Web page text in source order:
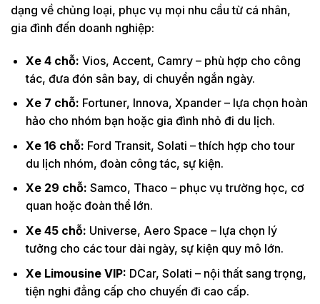
dạng về chủng loại, phục vụ mọi nhu cầu từ cá nhân,
gia đình đến doanh nghiệp:
Xe 4 chỗ: Vios, Accent, Camry – phù hợp cho công
tác, đưa đón sân bay, di chuyển ngắn ngày.
Xe 7 chỗ: Fortuner, Innova, Xpander – lựa chọn hoàn
hảo cho nhóm bạn hoặc gia đình nhỏ đi du lịch.
Xe 16 chỗ: Ford Transit, Solati – thích hợp cho tour
du lịch nhóm, đoàn công tác, sự kiện.
Xe 29 chỗ: Samco, Thaco – phục vụ trường học, cơ
quan hoặc đoàn thể lớn.
Xe 45 chỗ: Universe, Aero Space – lựa chọn lý
tưởng cho các tour dài ngày, sự kiện quy mô lớn.
Xe Limousine VIP: DCar, Solati – nội thất sang trọng,
tiện nghi đẳng cấp cho chuyến đi cao cấp.